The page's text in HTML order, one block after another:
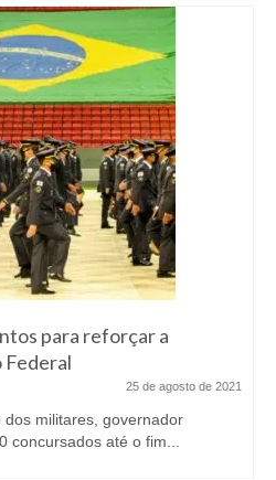
para reforçar a
25 de agosto de 2021
militares, governador
concursados até o fim...